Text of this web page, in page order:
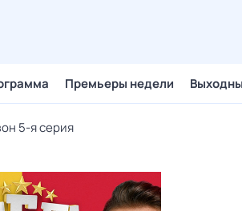
Премьеры недели
5-я серия